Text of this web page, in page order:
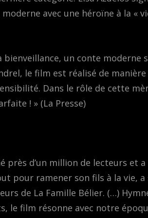
avec une héroïne à la «
bienveillance, un conte moderne
le film est réalisé de manière
Dans le rôle de cette
! » (La Presse)
près d’un million de lecteurs et
pour ramener son fils à la vie,
de La Famille Bélier. (…)
le film résonne avec notre